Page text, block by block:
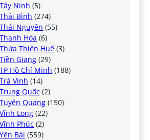
Ninh (5)
Bình (274)
Nguyên (55)
Hóa (6)
Thiên Huế (3)
Giang (29)
Hồ Chí Minh (188)
Vinh (14)
Quốc (2)
Quang (150)
Long (22)
Phúc (2)
Bái (559)